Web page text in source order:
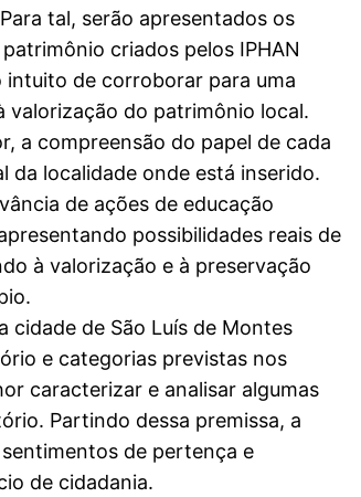
tal, serão apresentados os
criados pelos IPHAN
de corroborar para uma
valorização do patrimônio local.
a compreensão do papel de cada
da localidade onde está inserido.
de ações de educação
possibilidades reais de
à valorização e à preservação
cidade de São Luís de Montes
e categorias previstas nos
caracterizar e analisar algumas
Partindo dessa premissa, a
de pertença e
de cidadania.